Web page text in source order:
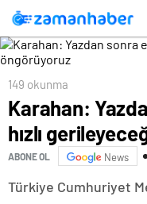
149 okunma
Karahan:
hızlı
ABONE OL News
Türkiye Cumhuriyet